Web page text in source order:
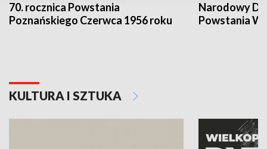
70. rocznica Powstania
Poznańskiego Czerwca 1956 roku
Narodowy
Powstania
KULTURA I SZTUKA